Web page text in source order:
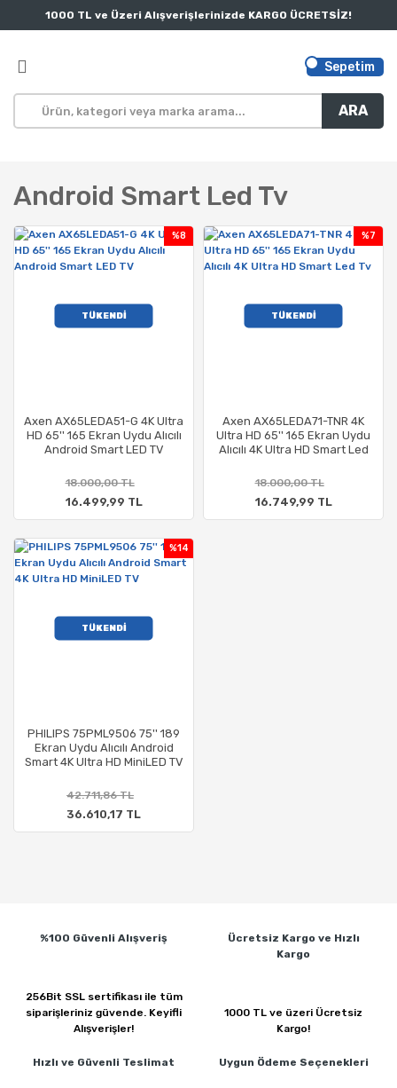
1000 TL ve Üzeri Alışverişlerinizde KARGO ÜCRETSİZ!
ARA
Sepetim
Android Smart Led Tv
TÜKENDİ
Axen AX65LEDA51-G 4K Ultra
HD 65'' 165 Ekran Uydu Alıcılı
Android Smart LED TV
%8
18.000,00 TL
16.499,99 TL
TÜKENDİ
Axen AX65LEDA71-TNR 4K
Ultra HD 65'' 165 Ekran Uydu
Alıcılı 4K Ultra HD Smart Led
%7
18.000,00 TL
16.749,99 TL
TÜKENDİ
PHILIPS 75PML9506 75'' 189
Ekran Uydu Alıcılı Android
Smart 4K Ultra HD MiniLED TV
%14
42.711,86 TL
36.610,17 TL
%100 Güvenli Alışveriş
256Bit SSL sertifikası ile tüm
siparişleriniz güvende. Keyifli
Alışverişler!
Ücretsiz Kargo ve Hızlı
Kargo
1000 TL ve üzeri Ücretsiz
Kargo!
Hızlı ve Güvenli Teslimat Uygun Ödeme Seçenekleri